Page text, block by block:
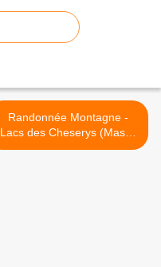
Randonnée Montagne -
Lacs des Cheserys (Massif
des Aiguilles Rouges) >